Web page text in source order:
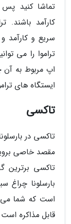
تماشا کنید
کارآمد باشند.
سریع و کارآمد
اپ مربوط به آن
ایستگاه های
تاکسی
تاکسی در
تاکسی برترین
بارسلونا چراغ
است که شما می
قابل مذاکره